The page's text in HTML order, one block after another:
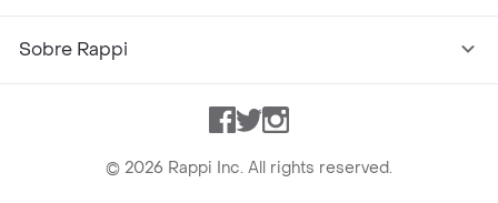
Sobre Rappi
Facebook
TwitterInstagram
© 2026 Rappi Inc. All rights reserved.